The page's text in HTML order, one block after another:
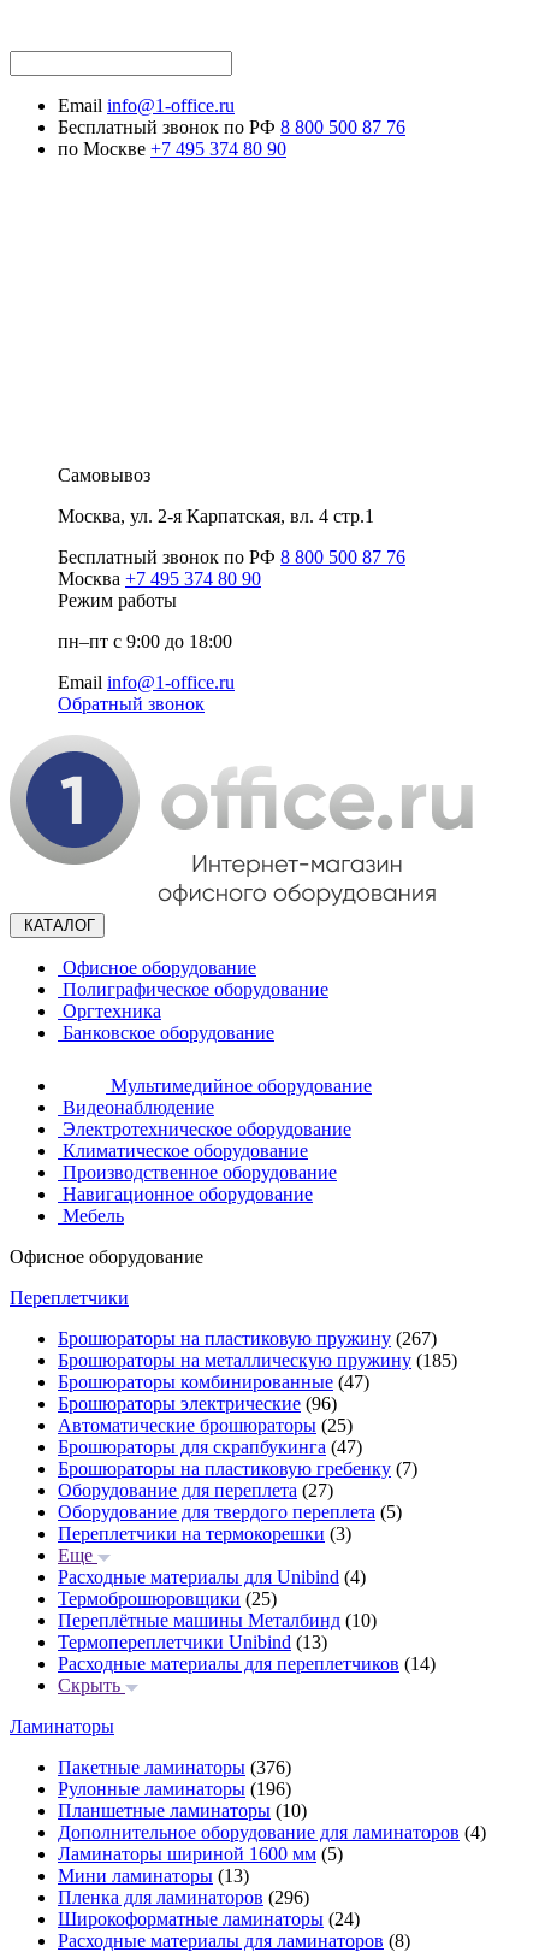
Email info@1-office.ru
Бесплатный звонок по РФ 8 800 500 87 76
по Москве +7 495 374 80 90
Самовывоз
Москва, ул. 2-я Карпатская, вл. 4 стр.1
Бесплатный звонок по РФ 8 800 500 87 76
Москва +7 495 374 80 90
Режим работы
пн–пт с 9:00 до 18:00
Email info@1-office.ru
Обратный звонок
КАТАЛОГ
Офисное оборудование
Полиграфическое оборудование
Оргтехника
Банковское оборудование
Мультимедийное оборудование
Видеонаблюдение
Электротехническое оборудование
Климатическое оборудование
Производственное оборудование
Навигационное оборудование
Мебель
Офисное оборудование
Переплетчики
Брошюраторы на пластиковую пружину (267)
Брошюраторы на металлическую пружину (185)
Брошюраторы комбинированные (47)
Брошюраторы электрические (96)
Автоматические брошюраторы (25)
Брошюраторы для скрапбукинга (47)
Брошюраторы на пластиковую гребенку (7)
Оборудование для переплета (27)
Оборудование для твердого переплета (5)
Переплетчики на термокорешки (3)
Еще
Расходные материалы для Unibind (4)
Термоброшюровщики (25)
Переплётные машины Металбинд (10)
Термопереплетчики Unibind (13)
Расходные материалы для переплетчиков (14)
Скрыть
Ламинаторы
Пакетные ламинаторы (376)
Рулонные ламинаторы (196)
Планшетные ламинаторы (10)
Дополнительное оборудование для ламинаторов (4)
Ламинаторы шириной 1600 мм (5)
Мини ламинаторы (13)
Пленка для ламинаторов (296)
Широкоформатные ламинаторы (24)
Расходные материалы для ламинаторов (8)